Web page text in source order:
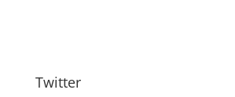
Twitter